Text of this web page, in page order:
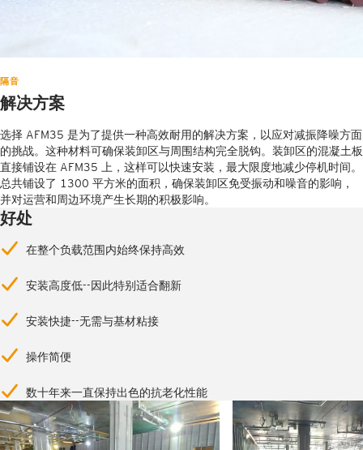
隔音
解决方案
选择 AFM35 是为了提供一种高效耐用的解决方案，以应对减振降噪方面
的挑战。这种材料可确保装卸区与周围结构完全脱钩。装卸区的混凝土板
直接铺设在 AFM35 上，这样可以快速安装，最大限度地减少停机时间。
总共铺设了 1300 平方米的面积，确保装卸区免受振动和噪音的影响，
并对运营和周边环境产生长期的积极影响。
好处
在整个负载范围内始终保持高效
安装高度低--因此特别适合翻新
安装快捷--无需与基材粘接
操作简便
数十年来一直保持出色的抗老化性能